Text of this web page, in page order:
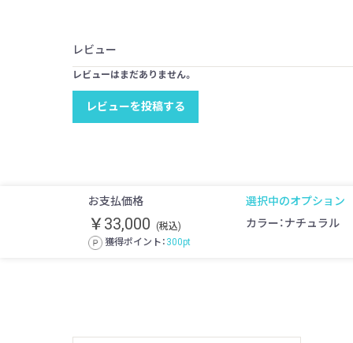
レビュー
レビューはまだありません。
レビューを投稿する
お支払価格
￥33,000
(税込)
獲得ポイント： 300pt
選択中のオプション
カラー：ナチュラル